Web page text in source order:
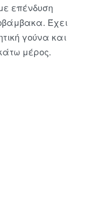
επένδυση
Έχει
γούνα και
μέρος.